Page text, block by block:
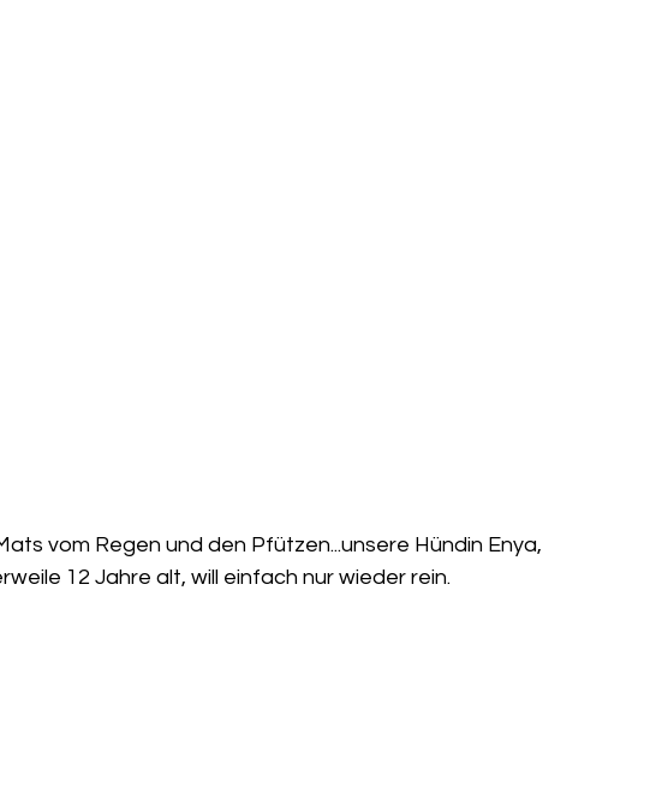
vom Regen und den Pfützen...unsere Hündin Enya,
12 Jahre alt, will einfach nur wieder rein.